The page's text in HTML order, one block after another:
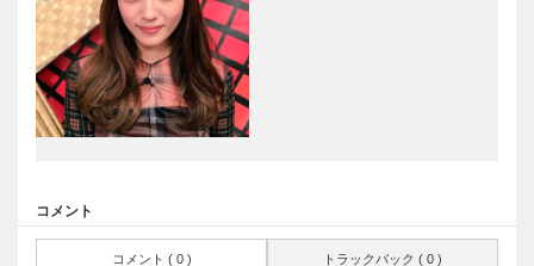
コメント
コメント ( 0 ) トラックバック ( 0 )